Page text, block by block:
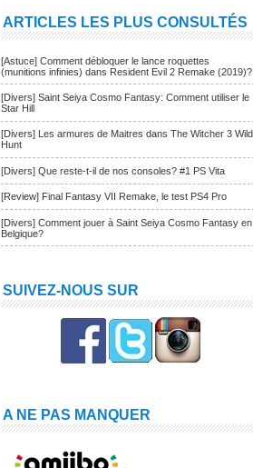
ARTICLES LES PLUS CONSULTÉS
[Astuce] Comment débloquer le lance roquettes
(munitions infinies) dans Resident Evil 2 Remake (2019)?
[Divers] Saint Seiya Cosmo Fantasy: Comment utiliser le
Star Hill
[Divers] Les armures de Maitres dans The Witcher 3 Wild
Hunt
[Divers] Que reste-t-il de nos consoles? #1 PS Vita
[Review] Final Fantasy VII Remake, le test PS4 Pro
[Divers] Comment jouer à Saint Seiya Cosmo Fantasy en
Belgique?
SUIVEZ-NOUS SUR
A NE PAS MANQUER